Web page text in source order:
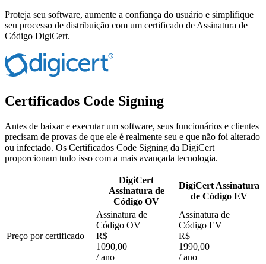
Proteja seu software, aumente a confiança do usuário e simplifique
seu processo de distribuição com um certificado de Assinatura de
Código DigiCert.
Certificados Code Signing
Antes de baixar e executar um software, seus funcionários e clientes
precisam de provas de que ele é realmente seu e que não foi alterado
ou infectado. Os Certificados Code Signing da DigiCert
proporcionam tudo isso com a mais avançada tecnologia.
DigiCert
Assinatura de
Código OV
DigiCert Assinatura
de Código EV
Preço por certificado
Assinatura de
Código OV
R$
1090,00
/ ano
Assinatura de
Código EV
R$
1990,00
/ ano